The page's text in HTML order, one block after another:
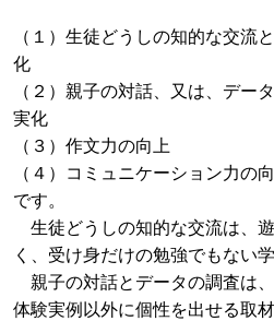
（１）生徒どうしの知的な交流
化
（２）親子の対話、又は、デー
実化
（３）作文力の向上
（４）コミュニケーション力の
です。
生徒どうしの知的な交流は、
く、受け身だけの勉強でもない
親子の対話とデータの調査は、
体験実例以外に個性を出せる取